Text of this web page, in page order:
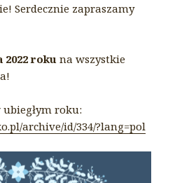
Serdecznie zapraszamy
2022 roku na wszystkie
ubiegłym roku:
archive/id/334/?lang=pol